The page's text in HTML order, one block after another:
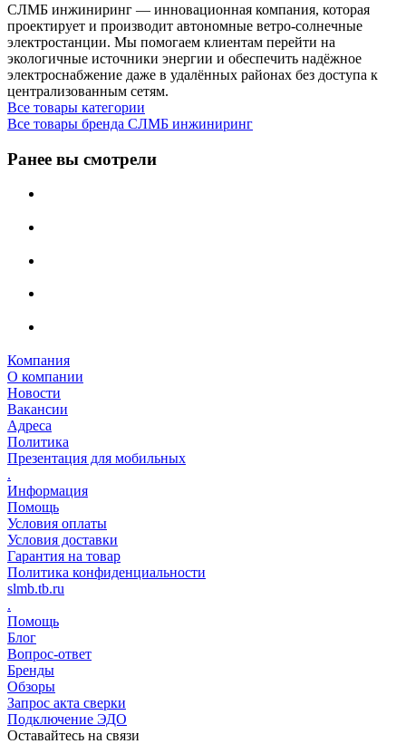
СЛМБ инжиниринг — инновационная компания, которая
проектирует и производит автономные ветро‑солнечные
электростанции. Мы помогаем клиентам перейти на
экологичные источники энергии и обеспечить надёжное
электроснабжение даже в удалённых районах без доступа к
централизованным сетям.
Все товары категории
Все товары бренда СЛМБ инжиниринг
Ранее вы смотрели
Компания
О компании
Новости
Вакансии
Адреса
Политика
Презентация для мобильных
.
Информация
Помощь
Условия оплаты
Условия доставки
Гарантия на товар
Политика конфиденциальности
slmb.tb.ru
.
Помощь
Блог
Вопрос-ответ
Бренды
Обзоры
Запрос акта сверки
Подключение ЭДО
Оставайтесь на связи